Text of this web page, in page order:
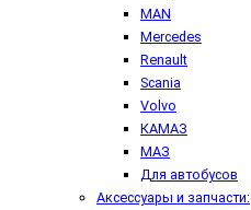
MAN
Mercedes
Renault
Scania
Volvo
КАМАЗ
МАЗ
Для автобусов
Аксессуары и запчасти: